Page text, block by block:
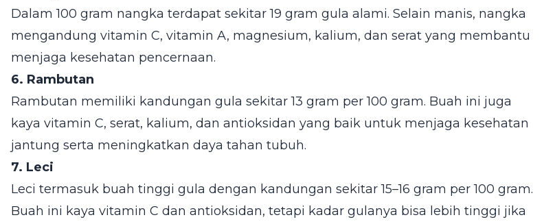
Dalam 100 gram nangka terdapat sekitar 19 gram gula alami. Selain manis, nangka
mengandung vitamin C, vitamin A, magnesium, kalium, dan serat yang membantu
menjaga kesehatan pencernaan.
6. Rambutan
Rambutan memiliki kandungan gula sekitar 13 gram per 100 gram. Buah ini juga
kaya vitamin C, serat, kalium, dan antioksidan yang baik untuk menjaga kesehatan
jantung serta meningkatkan daya tahan tubuh.
7. Leci
Leci termasuk buah tinggi gula dengan kandungan sekitar 15–16 gram per 100 gram.
Buah ini kaya vitamin C dan antioksidan, tetapi kadar gulanya bisa lebih tinggi jika